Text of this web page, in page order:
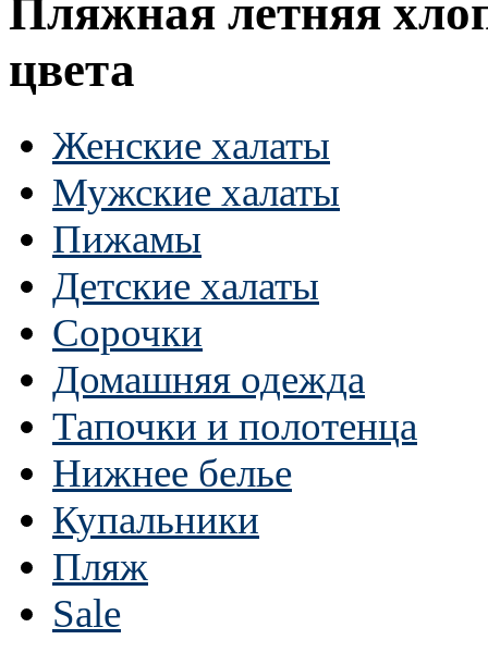
Пляжная летняя
цвета
Женские халаты
Мужские халаты
Пижамы
Детские халаты
Сорочки
Домашняя одежда
Тапочки и полотенца
Нижнее белье
Купальники
Пляж
Sale